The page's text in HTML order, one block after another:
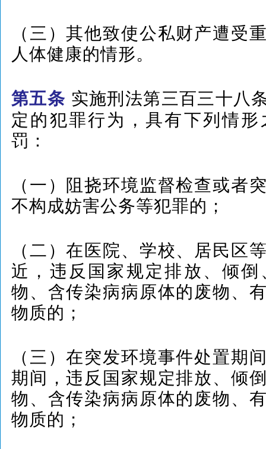
（三）其他致使公私财产遭受
人体健康的情形。
第五条 实施刑法第三百三十八
定的犯罪行为，具有下列情
罚：
（一）阻挠环境监督检查或者
不构成妨害公务等犯罪的；
（二）在医院、学校、居民区
近，违反国家规定排放、倾
物、含传染病病原体的废物、
物质的；
（三）在突发环境事件处置期
期间，违反国家规定排放、倾
物、含传染病病原体的废物、
物质的；